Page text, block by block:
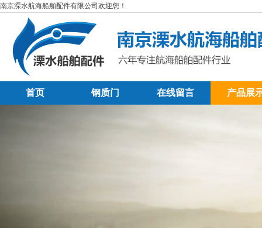
南京溧水航海船舶配件有限公司欢迎您！
首页 钢质门 在线留言 产品展